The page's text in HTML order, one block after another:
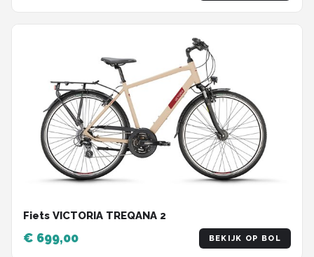
Fiets VICTORIA TREQANA 2
€ 699,00 BEKIJK OP BOL